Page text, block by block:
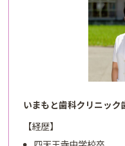
いまもと歯科クリニック
【経歴】